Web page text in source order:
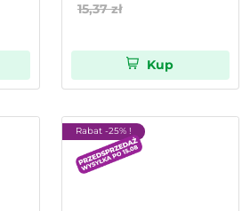
15,37 zł
Kup
Rabat -25% !